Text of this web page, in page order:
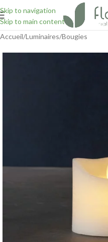
Skip to navigation
Skip to main content
Accueil/Luminaires/Bougies